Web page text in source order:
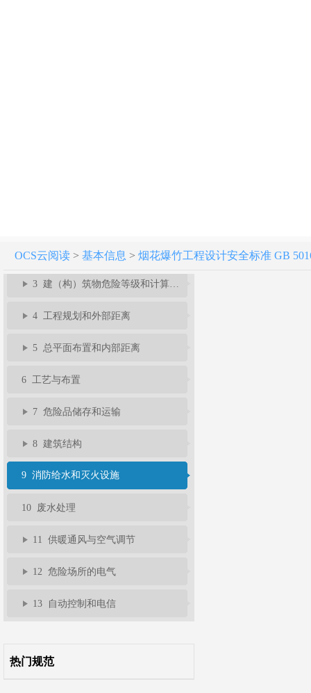
OCS云阅读> 基本信息 > 烟花爆竹工程设计安全标准 GB
1 总则
4 工程规划和外部距离
5 总平面布置和内部距离
6 工艺与布置
7 危险品储存和运输
8 建筑结构
9 消防给水和灭火设施
10 废水处理
11 供暖通风与空气调节
12 危险场所的电气
13 自动控制和电信
热门规范